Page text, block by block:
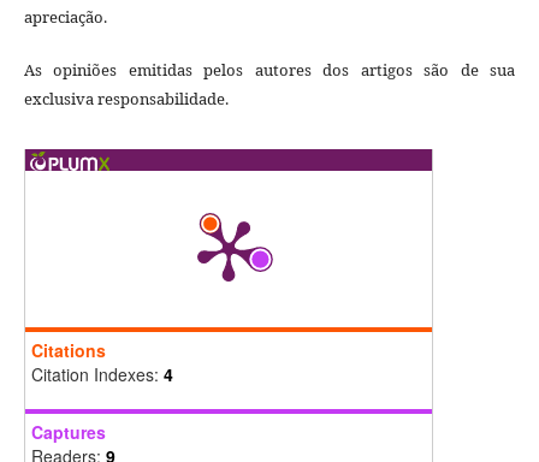
apreciação.
As opiniões emitidas pelos autores dos artigos são de sua
exclusiva responsabilidade.
Citations
Citation Indexes: 4
Captures
Readers: 9